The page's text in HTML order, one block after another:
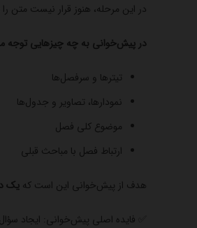
در این مرحله، هنوز قرار نیست متن را
در پیش‌خوانی به چه چیزهایی توجه
تیترها و سرفصل‌ها
نمودارها، تصاویر و جدول‌ها
موضوع کلی فصل
ارتباط فصل با مباحث قبلی
هدف از پیش‌خوانی این است که یک
✅ فایده اصلی پیش‌خوانی: ایجاد